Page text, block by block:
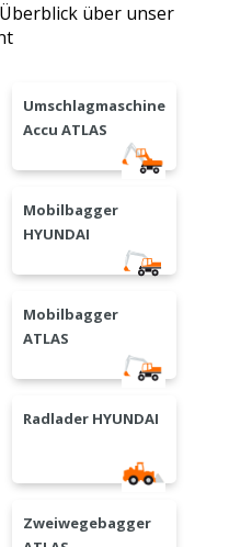
über unser
Umschlagmaschine
Accu ATLAS
Mobilbagger
HYUNDAI
Mobilbagger
ATLAS
Radlader HYUNDAI
Zweiwegebagger